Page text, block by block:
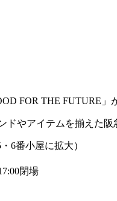
FOR THE FUTURE
ドやアイテムを揃えた
6番小屋に拡大）
閉場